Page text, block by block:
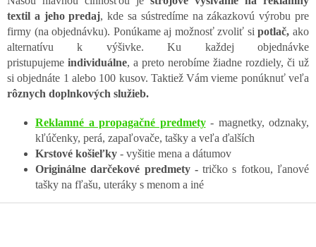
textil a jeho predaj, kde sa sústredíme na zákazkovú výrobu pre
firmy (na objednávku). Ponúkame aj možnosť zvoliť sipotlač, ako
alternatívu k výšivke. Ku každej objednávke
pristupujeme individuálne, a preto nerobíme žiadne rozdiely, či už
si objednáte 1 alebo 100 kusov. Taktiež Vám vieme ponúknuť veľa
rôznych doplnkových služieb.
Reklamné a propagačné predmety- magnetky, odznaky,
kľúčenky, perá, zapaľovače, tašky a veľa ďalších
Krstové košieľky - vyšitie mena a dátumov
Originálne darčekové predmety -tričko s fotkou, ľanové
tašky na fľašu, uteráky s menom a iné